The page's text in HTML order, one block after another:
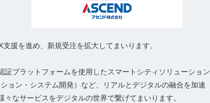
援を進め、新規受注を拡大してまいります。
証プラットフォームを使用したスマートシティソリューション
ョン・システム開発）など、リアルとデジタルの融合を加速
なサービスをデジタルの世界で繋げてまいります。